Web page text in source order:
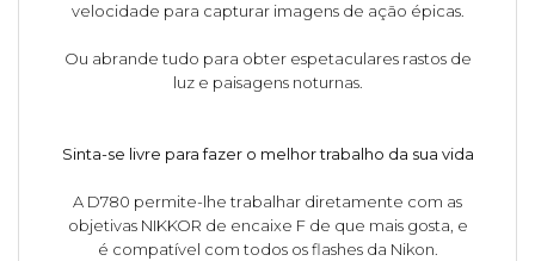
velocidade para capturar imagens de ação épicas.
Ou abrande tudo para obter espetaculares rastos de
luz e paisagens noturnas.
Sinta-se livre para fazer o melhor trabalho da sua vida
A D780 permite-lhe trabalhar diretamente com as
objetivas NIKKOR de encaixe F de que mais gosta, e
é compatível com todos os flashes da Nikon.